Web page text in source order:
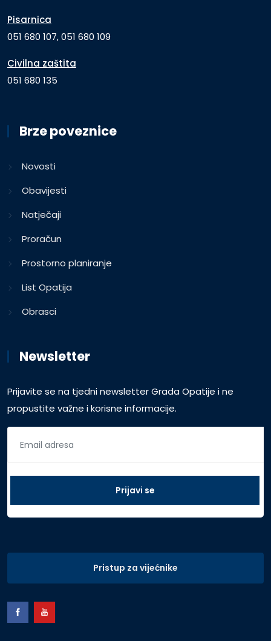
Pisarnica
051 680 107, 051 680 109
Civilna zaštita
051 680 135
Brze poveznice
Novosti
Obavijesti
Natječaji
Proračun
Prostorno planiranje
List Opatija
Obrasci
Newsletter
Prijavite se na tjedni newsletter Grada Opatije i ne
propustite važne i korisne informacije.
Pristup za vijećnike